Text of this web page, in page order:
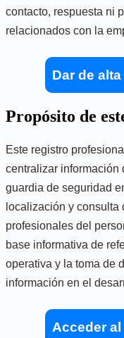
contacto, respuesta ni
relacionados con la
Dar de
Propósito de
Este registro
centralizar información
guardia de seguridad
localización y consulta
profesionales del
base informativa de
operativa y la toma de
información en el
Acceder